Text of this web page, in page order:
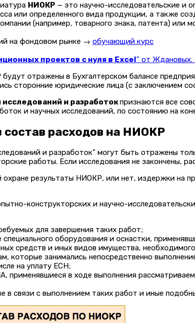
НИОКР — это научно-исследовательские и
или определенного вида продукции, а также
(например, товарного знака, патента) или
на фондовом рынке → обучающий курс
проектов с нуля в Excel" от Ждановых.
отражены в Бухгалтерском балансе
сторонние юридические лица (с заключением
исследований и разработокпризнаются все
и научных исследований, по состоянию на
расходов на НИОКР
и разработок” могут быть отражены
работы. Если исследования не закончены,
результаты НИОКР, или нет, издержки на
конструкторских и научно-
для завершения таких работ;
оборудования и оснастки,
средств и иных видов имущества,
которые занимались непосредственно
на уплату ЕСН;
применявшиеся в ходе выполнения
в связи с выполнением таких работ и иные